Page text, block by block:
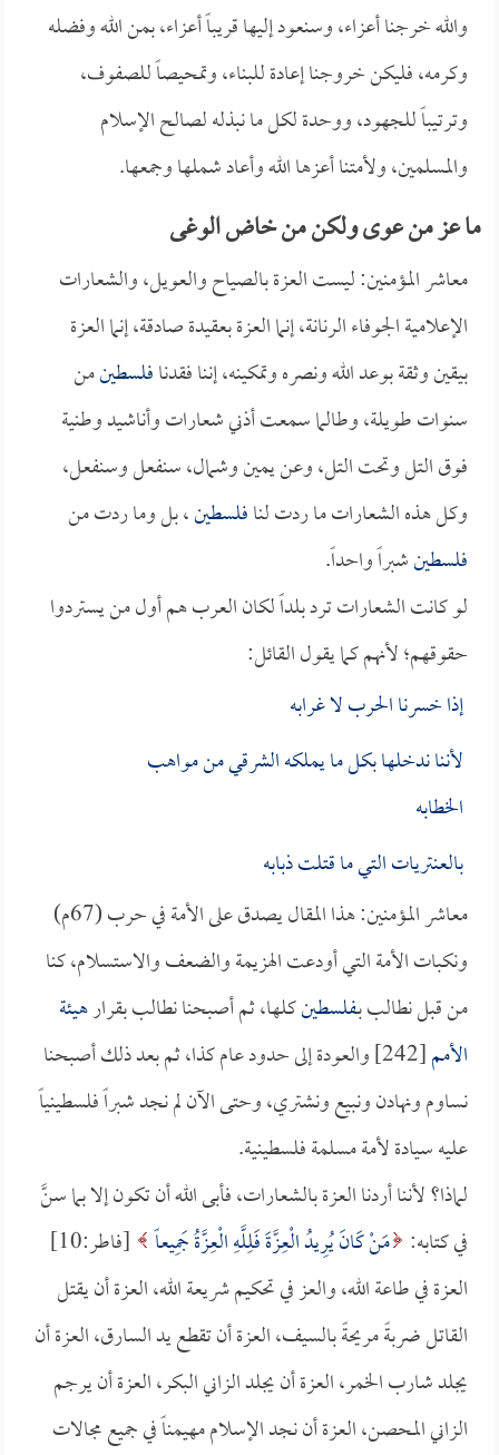
والله خرجنا أعزاء، وسنعود إليها قريباً أعزاء، بمن الله وفضله
وكرمه، فليكن خروجنا إعادة للبناء، وتمحيصاً للصفوف،
وترتيباً للجهود، ووحدة لكل ما نبذله لصالح الإسلام
والمسلمين، ولأمتنا أعزها الله وأعاد شملها وجمعها.
ما عز من عوى ولكن من خاض الوغى
معاشر المؤمنين: ليست العزة بالصياح والعويل، والشعارات
الإعلامية الجوفاء الرنانة، إنما العزة بعقيدة صادقة، إنما العزة
بيقين وثقة بوعد الله ونصره وتمكينه، إننا فقدنافلسطينمن
سنوات طويلة، وطالما سمعت أذني شعارات وأناشيد وطنية
فوق التل وتحت التل، وعن يمين وشمال، سنفعل وسنفعل،
وكل هذه الشعارات ما ردت لنافلسطين، بل وما ردت من
فلسطينشبراً واحداً.
لو كانت الشعارات ترد بلداً لكان العرب هم أول من يستردوا
حقوقهم؛ لأنهم كما يقول القائل:
إذا خسرنا الحرب لا غرابه
لأننا ندخلها بكل ما يملكه الشرقي من مواهب
الخطابه
بالعنتريات التي ما قتلت ذبابه
معاشر المؤمنين: هذا المقال يصدق على الأمة في حرب (67م)
ونكبات الأمة التي أودعت الهزيمة والضعف والاستسلام، كنا
من قبل نطالب بـفلسطينكلها، ثم أصبحنا نطالب بقرارهيئة
الأمم
[242] والعودة إلى حدود عام كذا، ثم بعد ذلك أصبحنا
نساوم ونهادن ونبيع ونشتري، وحتى الآن لم نجد شبراً فلسطينياً
عليه سيادة لأمة مسلمة فلسطينية.
لماذا؟ لأننا أردنا العزة بالشعارات، فأبى الله أن تكون إلا بما سنَّ
في كتابه: مَنْ كَانَ يُرِيدُ الْعِزَّةَ فَلِلَّهِ الْعِزَّةُ جَمِيعاً
[فاطر:10]
العزة في طاعة الله، والعز في تحكيم شريعة الله، العزة أن يقتل
القاتل ضربةً مريحةً بالسيف، العزة أن تقطع يد السارق، العزة أن
يجلد شارب الخمر، العزة أن يجلد الزاني البكر، العزة أن يرجم
الزاني المحصن، العزة أن نجد الإسلام مهيمناً في جميع مجالات